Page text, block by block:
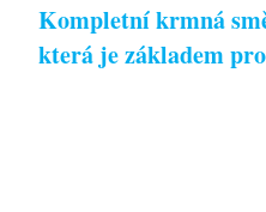
Kompletní krmná
která je základem